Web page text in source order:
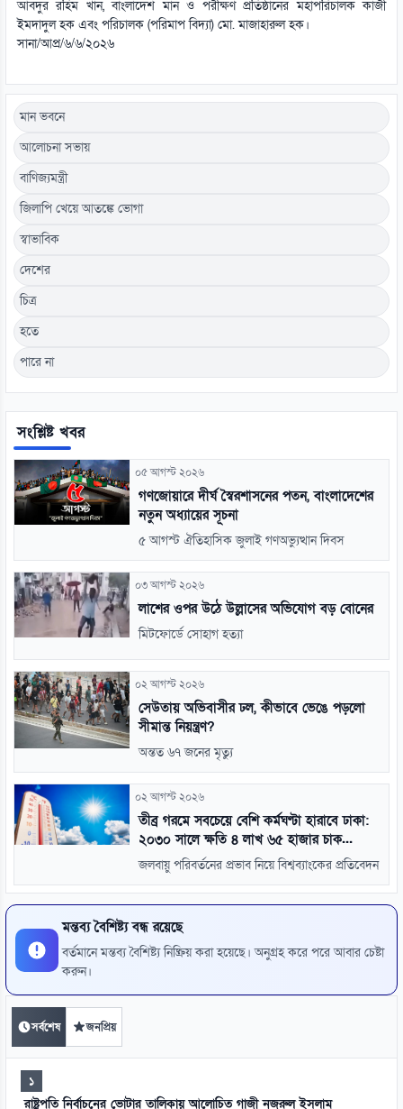
আবদুর রহিম খান, বাংলাদেশ মান ও পরীক্ষণ প্রতিষ্ঠানের মহাপরিচালক কাজী
ইমদাদুল হক এবং পরিচালক (পরিমাপ বিদ্যা) মো. মাজাহারুল হক।
সানা/আপ্র/৬/৬/২০২৬
মান ভবনে
আলোচনা সভায়
বাণিজ্যমন্ত্রী
জিলাপি খেয়ে আতঙ্কে ভোগা
স্বাভাবিক
দেশের
চিত্র
হতে
পারে না
সংশ্লিষ্ট খবর
০৫ আগস্ট ২০২৬
গণজোয়ারে দীর্ঘ স্বৈরশাসনের পতন, বাংলাদেশের
নতুন অধ্যায়ের সূচনা
৫ আগস্ট ঐতিহাসিক জুলাই গণঅভ্যুত্থান দিবস
০৩ আগস্ট ২০২৬
লাশের ওপর উঠে উল্লাসের অভিযোগ বড় বোনের
মিটফোর্ডে সোহাগ হত্যা
০২ আগস্ট ২০২৬
সেউতায় অভিবাসীর ঢল, কীভাবে ভেঙে পড়লো
সীমান্ত নিয়ন্ত্রণ?
অন্তত ৬৭ জনের মৃত্যু
০২ আগস্ট ২০২৬
তীব্র গরমে সবচেয়ে বেশি কর্মঘণ্টা হারাবে ঢাকা:
২০৩০ সালে ক্ষতি ৪ লাখ ৬৫ হাজার চাক...
জলবায়ু পরিবর্তনের প্রভাব নিয়ে বিশ্বব্যাংকের প্রতিবেদন
মন্তব্য বৈশিষ্ট্য বন্ধ রয়েছে
বর্তমানে মন্তব্য বৈশিষ্ট্য নিষ্ক্রিয় করা হয়েছে। অনুগ্রহ করে পরে আবার চেষ্টা
করুন।
সর্বশেষ জনপ্রিয়
১
রাষ্ট্রপতি নির্বাচনের ভোটার তালিকায় আলোচিত গাজী নজরুল ইসলাম